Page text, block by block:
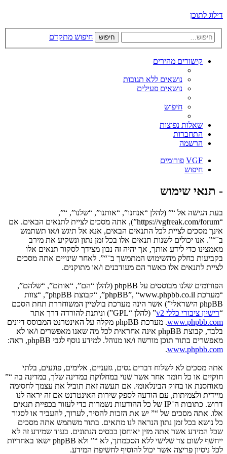
דילוג לתוכן
חיפוש חיפוש מתקדם
קישורים מהירים
נושאים ללא תגובות
נושאים פעילים
חיפוש
שאלות נפוצות
התחברות
הרשמה
VGF פורומים
חיפוש
- תנאי שימוש
בעת הגישה אל “” (להלן “אנחנו”, “אותנו”, “שלנו”, “”,
“https://vgfreak.com/forum”), אתה מסכים לציית לתנאים הבאים. אם
אינך מסכים לציית לכל התנאים הבאים, אנא אל תיגש ו/או תשתמש
ב־“”. אנו יכולים לשנות תנאים אלו בכל זמן נתון ונשקיע את מירב
מאמצינו כדי לידע אותך, אך יהיה זה נבון מצידך לסקור תנאים אלו
בקביעות כחלק מהשימוש המתמשך ב־“”. לאחר שינויים אתה מסכים
לציית לתנאים אלו כאשר הם מעודכנים ו/או מתוקנים.
הפורומים שלנו מבוססים על phpBB (להלן “הם”, “אותם”, “שלהם”,
“מערכת phpBB”, “www.phpbb.co.il”, “קבוצת phpBB”, “צוות
phpBB הישראלי”) אשר הינה מערכת בולטיין המשוחררת תחת הסכם
“רישיון ציבורי כללי v2
” (להלן “GPL”) וניתנת להורדה דרך אתר
www.phpbb.com
. מערכת phpBB מקלה על האינטרנט המבוסס דיונים
בלבד, קבוצת phpBB אינה אחראית לכל מה שאנו מאפשרים ו/או לא
מאפשרים בתור תוכן מורשה ו/או מנוהל. למידע נוסף לגבי phpBB, ראה:
www.phpbb.com
.
אתה מסכים לא לשלוח דברים גסים, גזעניים, אלימים, פוגעים, בלתי
חוקיים או כל חומר אחר אשר שנוי במחלוקת במדינה שלך, במדינה בה “”
מאוחסנת או בחוק הבינלאומי. אם תעשה זאת תוביל את עצמך לחסימה
מיידית ולצמיתות, עם הודעה לספק שירות האינטרנט אם זה יראה לנו
דרוש. כתובות ה־IP של כל ההודעות נשמרות כדי לעזור בכפיית תנאים
אלו. אתה מסכים של “” יש את הזכות להסיר, לערוך, להעביר או לסגור
כל נושא בכל זמן נתון הנראה לנו מתאים. בתור משתמש אתה מסכים
שכל המידע אשר אתה מזין יאוחסן בבסיס הנתונים. בעוד שמידע זה לא
ייחשף לשום צד שלישי ללא הסכמתך, לא “” ולא phpBB ישאו באחריות
לכל ניסיון פריצה אשר יכול להוסיף לחשיפת המידע.